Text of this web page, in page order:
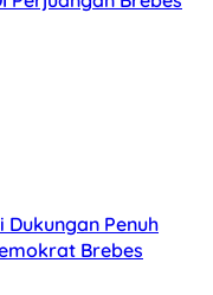
Dukungan Penuh
Brebes